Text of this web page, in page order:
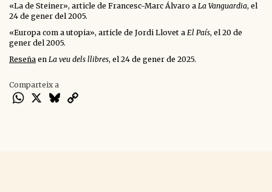
«La de Steiner», article de Francesc-Marc Álvaro a La Vanguardia, el
24 de gener del 2005.
«Europa com a utopia», article de Jordi Llovet a El País, el 20 de
gener del 2005.
Reseña en La veu dels llibres, el 24 de gener de 2025.
Comparteix a
WhatsApp
X Bluesky